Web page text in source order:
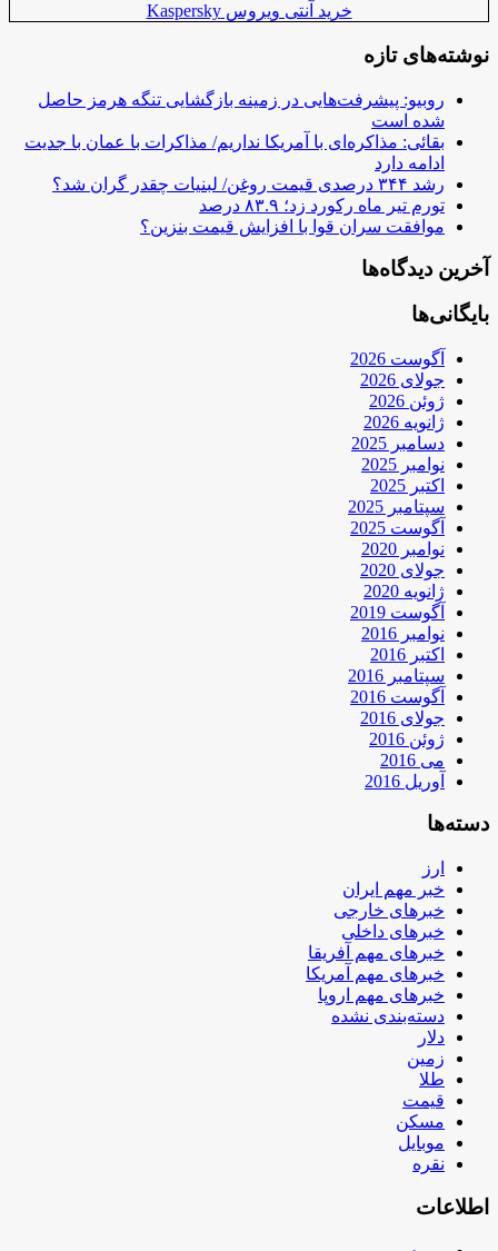
خرید آنتی ویروس Kaspersky
نوشته‌های تازه
روبیو: پیشرفت‌هایی در زمینه بازگشایی تنگه هرمز حاصل
شده است
بقائی: مذاکره‌ای با آمریکا نداریم/ مذاکرات با عمان با جدیت
ادامه دارد
رشد ۳۴۴ درصدی قیمت روغن/ لبنیات چقدر گران شد؟
تورم تیر ماه رکورد زد؛ ۸۳.۹ درصد
موافقت سران قوا با افزایش قیمت بنزین؟
آخرین دیدگاه‌ها
بایگانی‌ها
آگوست 2026
جولای 2026
ژوئن 2026
ژانویه 2026
دسامبر 2025
نوامبر 2025
اکتبر 2025
سپتامبر 2025
آگوست 2025
نوامبر 2020
جولای 2020
ژانویه 2020
آگوست 2019
نوامبر 2016
اکتبر 2016
سپتامبر 2016
آگوست 2016
جولای 2016
ژوئن 2016
می 2016
آوریل 2016
دسته‌ها
ارز
خبر مهم ایران
خبرهای خارجی
خبرهای داخلی
خبرهای مهم آفریقا
خبرهای مهم آمریکا
خبرهای مهم اروپا
دسته‌بندی نشده
دلار
زمین
طلا
قیمت
مسکن
موبایل
نقره
اطلاعات